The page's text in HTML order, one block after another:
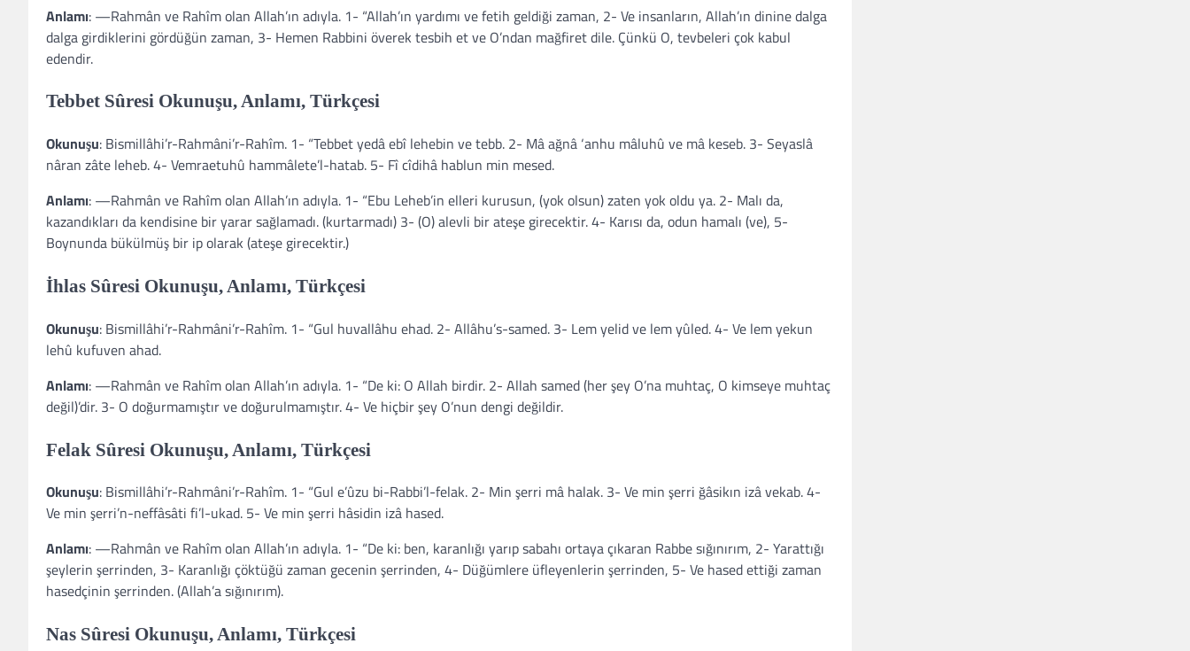
Anlamı: —Rahmân ve Rahîm olan Allah’ın adıyla. 1- “Allah’ın yardımı ve fetih geldiği zaman, 2- Ve insanların, Allah’ın dinine dalga
dalga girdiklerini gördüğün zaman, 3- Hemen Rabbini överek tesbih et ve O’ndan mağfiret dile. Çünkü O, tevbeleri çok kabul
edendir.
Tebbet Sûresi Okunuşu, Anlamı, Türkçesi
Okunuşu: Bismillâhi’r-Rahmâni’r-Rahîm. 1- “Tebbet yedâ ebî lehebin ve tebb. 2- Mâ ağnâ ‘anhu mâluhû ve mâ keseb. 3- Seyaslâ
nâran zâte leheb. 4- Vemraetuhû hammâlete’l-hatab. 5- Fî cîdihâ hablun min mesed.
Anlamı: —Rahmân ve Rahîm olan Allah’ın adıyla. 1- “Ebu Leheb’in elleri kurusun, (yok olsun) zaten yok oldu ya. 2- Malı da,
kazandıkları da kendisine bir yarar sağlamadı. (kurtarmadı) 3- (O) alevli bir ateşe girecektir. 4- Karısı da, odun hamalı (ve), 5-
Boynunda bükülmüş bir ip olarak (ateşe girecektir.)
İhlas Sûresi Okunuşu, Anlamı, Türkçesi
Okunuşu: Bismillâhi’r-Rahmâni’r-Rahîm. 1- “Gul huvallâhu ehad. 2- Allâhu’s-samed. 3- Lem yelid ve lem yûled. 4- Ve lem yekun
lehû kufuven ahad.
Anlamı: —Rahmân ve Rahîm olan Allah’ın adıyla. 1- “De ki: O Allah birdir. 2- Allah samed (her şey O’na muhtaç, O kimseye muhtaç
değil)’dir. 3- O doğurmamıştır ve doğurulmamıştır. 4- Ve hiçbir şey O’nun dengi değildir.
Felak Sûresi Okunuşu, Anlamı, Türkçesi
Okunuşu: Bismillâhi’r-Rahmâni’r-Rahîm. 1- “Gul e’ûzu bi-Rabbi’l-felak. 2- Min şerri mâ halak. 3- Ve min şerri ğâsikın izâ vekab. 4-
Ve min şerri’n-neffâsâti fi’l-ukad. 5- Ve min şerri hâsidin izâ hased.
Anlamı: —Rahmân ve Rahîm olan Allah’ın adıyla. 1- “De ki: ben, karanlığı yarıp sabahı ortaya çıkaran Rabbe sığınırım, 2- Yarattığı
şeylerin şerrinden, 3- Karanlığı çöktüğü zaman gecenin şerrinden, 4- Düğümlere üfleyenlerin şerrinden, 5- Ve hased ettiği zaman
hasedçinin şerrinden. (Allah’a sığınırım).
Nas Sûresi Okunuşu, Anlamı, Türkçesi